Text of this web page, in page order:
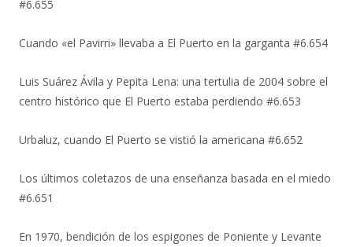
#6.655
Cuando «el Pavirri» llevaba a El Puerto en la garganta #6.654
Luis Suárez Ávila y Pepita Lena: una tertulia de 2004 sobre el
centro histórico que El Puerto estaba perdiendo #6.653
Urbaluz, cuando El Puerto se vistió la americana #6.652
Los últimos coletazos de una enseñanza basada en el miedo
#6.651
En 1970, bendición de los espigones de Poniente y Levante